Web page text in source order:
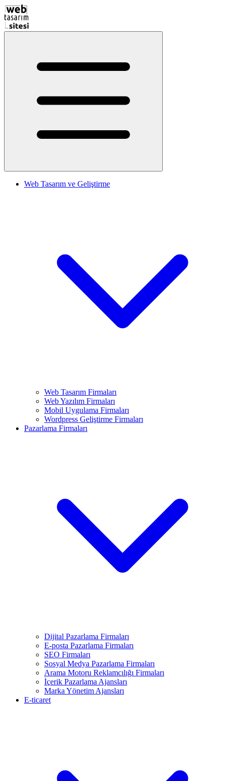
Web Tasarım ve Geliştirme
Web Tasarım Firmaları
Web Yazılım Firmaları
Mobil Uygulama Firmaları
Wordpress Geliştirme Firmaları
Pazarlama Firmaları
Dijital Pazarlama Firmaları
E-posta Pazarlama Firmaları
SEO Firmaları
Sosyal Medya Pazarlama Firmaları
Arama Motoru Reklamcılığı Firmaları
İçerik Pazarlama Ajansları
Marka Yönetim Ajansları
E-ticaret